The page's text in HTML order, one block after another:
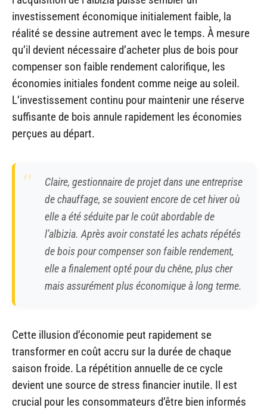
investissement économique initialement faible, la
réalité se dessine autrement avec le temps. À mesure
qu’il devient nécessaire d’acheter plus de bois pour
compenser son faible rendement calorifique, les
économies initiales fondent comme neige au soleil.
L’investissement continu pour maintenir une réserve
suffisante de bois annule rapidement les économies
perçues au départ.
Claire, gestionnaire de projet dans une entreprise
de chauffage, se souvient encore de cet hiver où
elle a été séduite par le coût abordable de
l’albizia. Après avoir constaté les achats répétés
de bois pour compenser son faible rendement,
elle a finalement opté pour du chêne, plus cher
mais assurément plus économique à long terme.
Cette illusion d’économie peut rapidement se
transformer en coût accru sur la durée de chaque
saison froide. La répétition annuelle de ce cycle
devient une source de stress financier inutile. Il est
crucial pour les consommateurs d’être bien informés